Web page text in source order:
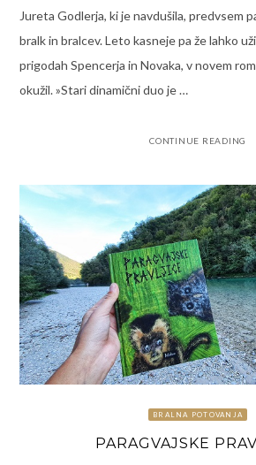
Jureta Godlerja, ki je navdušila, predvsem
bralk in bralcev. Leto kasneje pa že lahko
prigodah Spencerja in Novaka, v novem
okužil. »Stari dinamični duo je …
CONTINUE READING
BRALNA POTOVANJA
PARAGVAJSKE